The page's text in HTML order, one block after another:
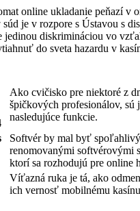
online ukladanie peňazí v
je v rozpore s Ústavou s
jedinou diskrimináciou vo
do sveta hazardu v
Ako cvičisko pre niektoré z
špičkových profesionálov, sú
nasledujúce funkcie.
Softvér by mal byť
renomovanými softvérovými
ktorí sa rozhodujú pre online
Víťazná ruka je tá, ako
ich vernosť mobilnému